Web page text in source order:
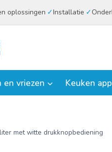
oplossingen Installatie
en vriezen Keuken
met witte drukknopbediening